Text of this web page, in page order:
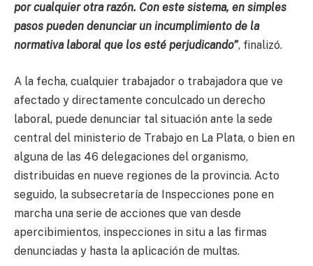
por cualquier otra razón. Con este sistema, en simples
pasos pueden denunciar un incumplimiento de la
normativa laboral que los esté perjudicando”, finalizó.
A la fecha, cualquier trabajador o trabajadora que ve
afectado y directamente conculcado un derecho
laboral, puede denunciar tal situación ante la sede
central del ministerio de Trabajo en La Plata, o bien en
alguna de las 46 delegaciones del organismo,
distribuidas en nueve regiones de la provincia. Acto
seguido, la subsecretaría de Inspecciones pone en
marcha una serie de acciones que van desde
apercibimientos, inspecciones in situ a las firmas
denunciadas y hasta la aplicación de multas.